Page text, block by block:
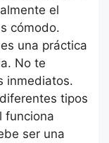
el
cómodo.
una práctica
No te
inmediatos.
tipos
funciona
ser una